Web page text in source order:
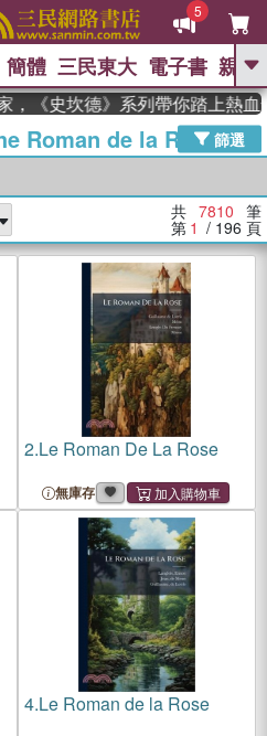
5
GO
： 東野圭吾 、 高希均教授回憶錄
The Odyssey 、 父親節 、 如果歷
臺灣漫遊錄、 方念華 、 台灣的李
時代
數學女孩：黎曼猜想 、
的迷走神經
簡體 三民東大 電子書 親子
坎德》系列帶你踏上熱血奇幻旅
Roman de la Rose篩選
共 7810 筆
第 1 / 196 頁
2.Le Roman De La Rose
無庫存
4.Le Roman de la Rose